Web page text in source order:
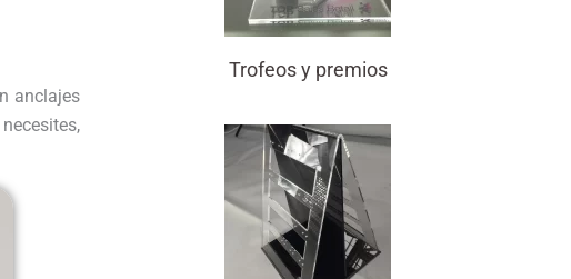
anclajes
Trofeos y premios